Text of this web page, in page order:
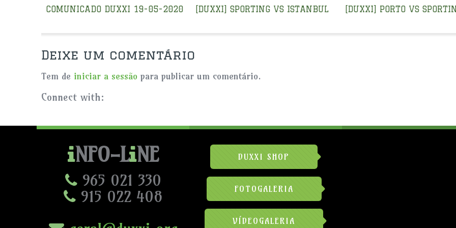
COMUNICADO DUXXI 19-05-2020 [DUXXI] SPORTING VS ISTANBUL [DUXXI] PORTO VS
Deixe um comentário
Tem de iniciar a sessão para publicar um comentário.
Connect with:
NFO-L NE
965 021 330
915 022 408
DUXXI SHOP
FOTOGALERIA
VÍDEOGALERIA